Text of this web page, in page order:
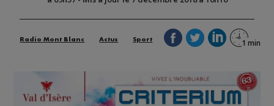
Radio Mont Blanc Actus Sport